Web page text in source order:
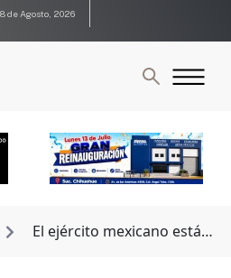
de Agosto, 2026

El ejército mexicano está